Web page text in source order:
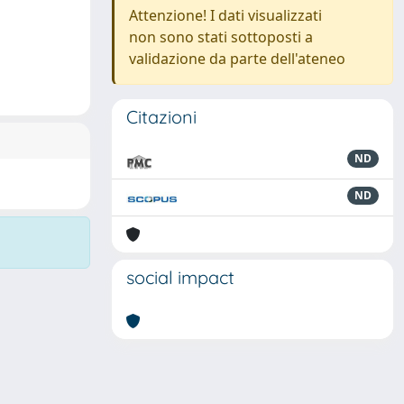
Attenzione! I dati visualizzati
non sono stati sottoposti a
validazione da parte dell'ateneo
Citazioni
ND
ND
social impact